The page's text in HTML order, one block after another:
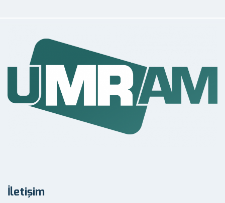
İletişim